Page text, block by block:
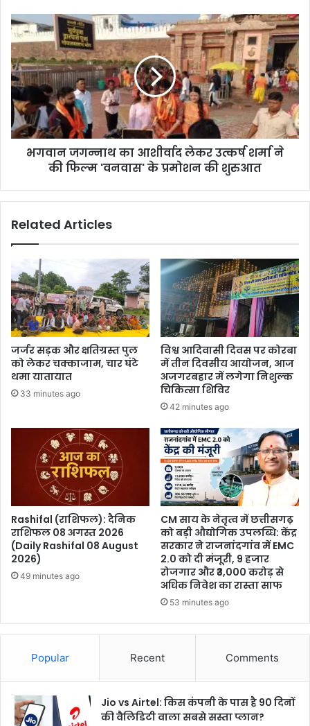
का
किया
ऐलान
भगवान
जगन्नाथ
का
आशीर्वाद
लेकर
उत्कर्ष
शर्मा
ने
की
फिल्म
शुरुआत
भगवान जगन्नाथ का आशीर्वाद लेकर उत्कर्ष शर्मा ने
की फिल्म 'वनवास' के प्रमोशन की शुरुआत
Related Articles
जर्जर सड़क और क्षतिग्रस्त पुल
को लेकर चक्काजाम, चार घंटे
थमा यातायात
33 minutes ago
विश्व आदिवासी दिवस पर कोरबा
में तीन दिवसीय आयोजन, आज
अजगरबहार में लगेगा निशुल्क
चिकित्सा शिविर
42 minutes ago
Rashifal (राशिफल): दैनिक
राशिफल 08 अगस्त 2026
(Daily Rashifal 08 August
2026)
49 minutes ago
CM साय के नेतृत्व में छत्तीसगढ़
को बड़ी औद्योगिक उपलब्धि: केंद्र
सरकार ने राजनांदगांव में EMC
2.0 को दी मंजूरी, 9 हजार
रोजगार और ₹3,000 करोड़ से
अधिक निवेश का रास्ता साफ
53 minutes ago
Popular Recent Comments
Jio vs Airtel: किस कंपनी के पास है 90 दिनों
की वैलिडिटी वाला सबसे सस्ता प्लान?